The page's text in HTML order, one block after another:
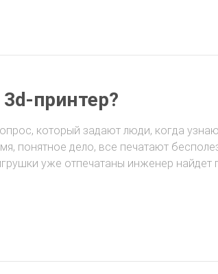
принтер?
который задают люди, когда
понятное дело, все печатают
уже отпечатаны инженер найдет